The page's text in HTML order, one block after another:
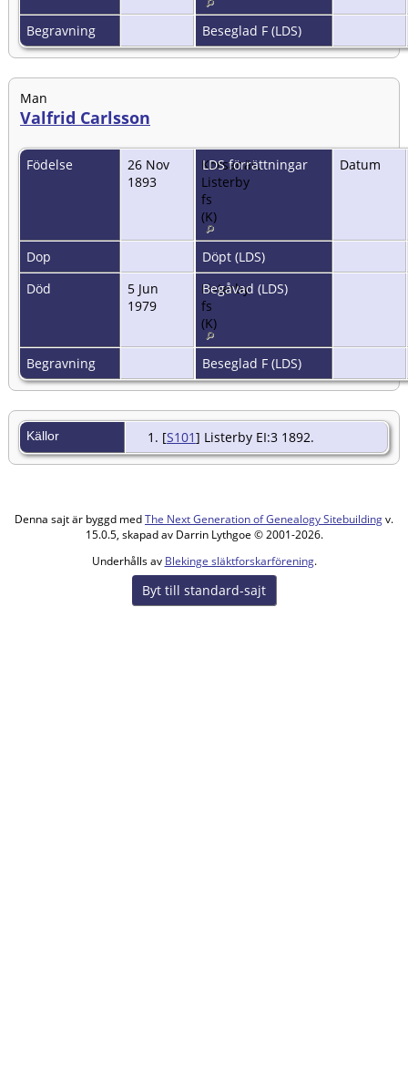
Begravning Beseglad F (LDS)
Man
Valfrid Carlsson
Födelse
26 Nov
1893
Korsanäs,
Listerby
fs
(K)
LDS förrättningar Datum
Dop
Döpt (LDS)
Död
5 Jun
1979
Listerby
fs
(K)
Begåvad (LDS)
Begravning Beseglad F (LDS)
Källor [S101] Listerby EI:3 1892.
Denna sajt är byggd medThe Next Generation of Genealogy Sitebuildingv.
15.0.5, skapad av Darrin Lythgoe © 2001-2026.
Underhålls av Blekinge släktforskarförening.
Byt till standard-sajt